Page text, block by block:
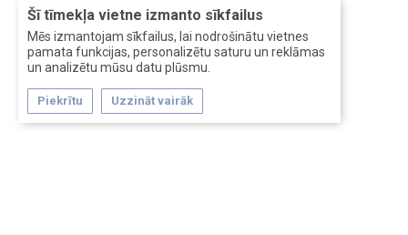
Šī tīmekļa vietne izmanto sīkfailus
Mēs izmantojam sīkfailus, lai nodrošinātu vietnes
pamata funkcijas, personalizētu saturu un reklāmas
un analizētu mūsu datu plūsmu.
Piekrītu Uzzināt vairāk